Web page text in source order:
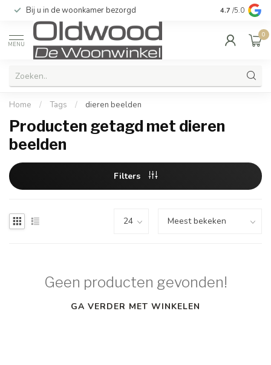
Bij u in de woonkamer bezorgd Kwaliteit &
4.7 /5.0
MENU
0
Home / Tags / dieren beelden
Producten getagd met dieren
beelden
Filters
Geen producten gevonden!
GA VERDER MET WINKELEN